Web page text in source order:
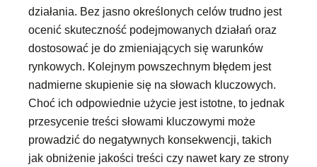
działania. Bez jasno określonych celów trudno jest
ocenić skuteczność podejmowanych działań oraz
dostosować je do zmieniających się warunków
rynkowych. Kolejnym powszechnym błędem jest
nadmierne skupienie się na słowach kluczowych.
Choć ich odpowiednie użycie jest istotne, to jednak
przesycenie treści słowami kluczowymi może
prowadzić do negatywnych konsekwencji, takich
jak obniżenie jakości treści czy nawet kary ze strony